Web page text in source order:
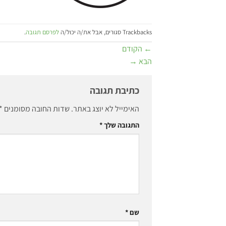
Trackbacks סגורים, אבל את/ה יכול/ה לפרסם תגובה.
← הקודם
הבא →
כתיבת תגובה
האימייל לא יוצג באתר.שדות החובה מסומנים *
התגובה שלך*
שם*